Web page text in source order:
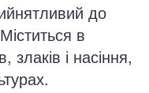
до
в
злаків і насіння,